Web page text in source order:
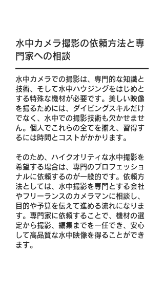
水中カメラ撮影の依頼方法と専
門家への相談
水中カメラでの撮影は、専門的な知識と
技術、そして水中ハウジングをはじめと
する特殊な機材が必要です。美しい映像
を撮るためには、ダイビングスキルだけ
でなく、水中での撮影技術も欠かせませ
ん。個人でこれらの全てを揃え、習得す
るには時間とコストがかかります。
そのため、ハイクオリティな水中撮影を
希望する場合は、専門のプロフェッショ
ナルに依頼するのが一般的です。依頼方
法としては、水中撮影を専門とする会社
やフリーランスのカメラマンに相談し、
目的や予算を伝えて進める流れになりま
す。専門家に依頼することで、機材の選
定から撮影、編集までを一任でき、安心
して高品質な水中映像を得ることができ
ます。